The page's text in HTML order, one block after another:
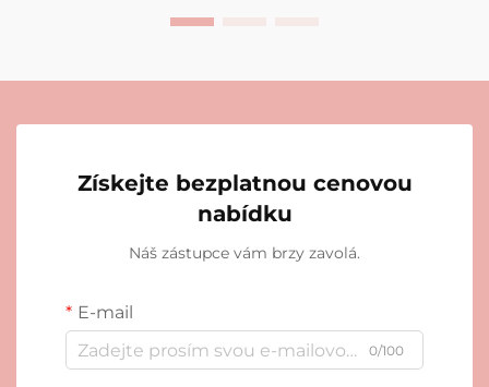
Získejte bezplatnou cenovou
nabídku
Náš zástupce vám brzy zavolá.
E-mail
0/100